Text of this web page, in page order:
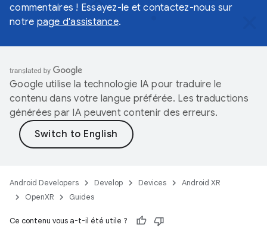
commentaires ! Essayez-le et contactez-nous sur
notre page d'assistance.
Google utilise la technologie IA pour traduire le
contenu dans votre langue préférée. Les traductions
générées par IA peuvent contenir des erreurs.
Android Developers Develop Devices
Android XR
OpenXR
Guides
Ce contenu vous a-t-il été utile ?